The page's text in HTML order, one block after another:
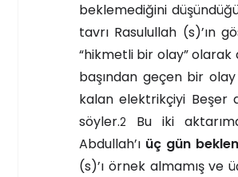
beklemediğini
tavrı Rasulullah (s)’ın
“hikmetli bir olay” olarak
başından geçen bir
kalan elektrikçiyi
söyler.2 Bu iki
Abdullah’ı üç gün
(s)’ı örnek almamış ve